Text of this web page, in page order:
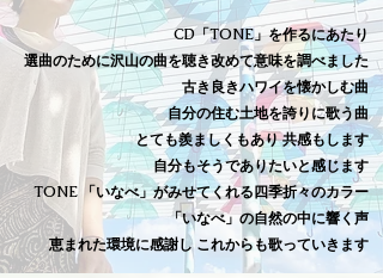
CD「TONE」を作るにあたり
選曲のために沢山の曲を聴き改めて意味を調べました
古き良きハワイを懐かしむ曲
自分の住む土地を誇りに歌う曲
とても羨ましくもあり 共感もします
自分もそうでありたいと感じます
TONE 「いなべ」がみせてくれる四季折々のカラー
「いなべ」の自然の中に響く声
恵まれた環境に感謝し これからも歌っていきます